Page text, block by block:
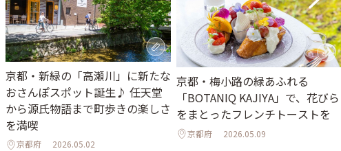
京都・新緑の「高瀬川」に新たな
おさんぽスポット誕生♪ 任天堂
から源氏物語まで町歩きの楽しさ
を満喫
京都府 2026.05.02
京都・梅小路の緑あふれる
「BOTANIQ KAJIYA」で、花びら
をまとったフレンチトーストを
京都府 2026.05.09